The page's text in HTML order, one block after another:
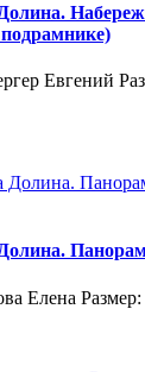
Евгений
Елена